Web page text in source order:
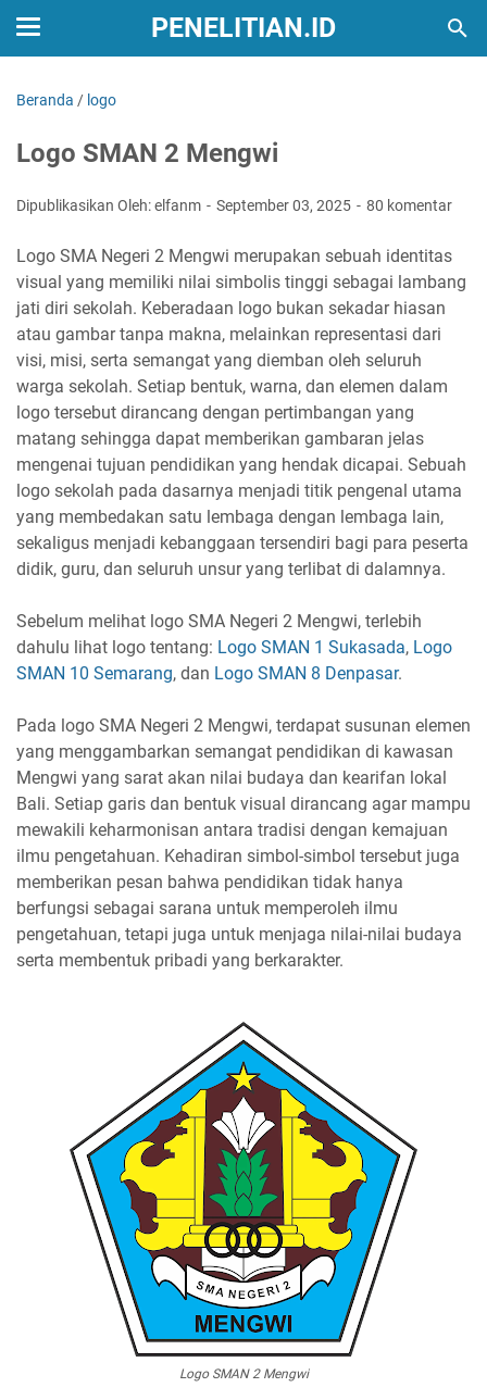
PENELITIAN.ID
Beranda / logo
Logo SMAN 2 Mengwi
Dipublikasikan Oleh: elfanm September 03, 2025 80 komentar
Logo SMA Negeri 2 Mengwi merupakan sebuah identitas
visual yang memiliki nilai simbolis tinggi sebagai lambang
jati diri sekolah. Keberadaan logo bukan sekadar hiasan
atau gambar tanpa makna, melainkan representasi dari
visi, misi, serta semangat yang diemban oleh seluruh
warga sekolah. Setiap bentuk, warna, dan elemen dalam
logo tersebut dirancang dengan pertimbangan yang
matang sehingga dapat memberikan gambaran jelas
mengenai tujuan pendidikan yang hendak dicapai. Sebuah
logo sekolah pada dasarnya menjadi titik pengenal utama
yang membedakan satu lembaga dengan lembaga lain,
sekaligus menjadi kebanggaan tersendiri bagi para peserta
didik, guru, dan seluruh unsur yang terlibat di dalamnya.
Sebelum melihat logo SMA Negeri 2 Mengwi, terlebih
dahulu lihat logo tentang: Logo SMAN 1 Sukasada, Logo
SMAN 10 Semarang, dan Logo SMAN 8 Denpasar.
Pada logo SMA Negeri 2 Mengwi, terdapat susunan elemen
yang menggambarkan semangat pendidikan di kawasan
Mengwi yang sarat akan nilai budaya dan kearifan lokal
Bali. Setiap garis dan bentuk visual dirancang agar mampu
mewakili keharmonisan antara tradisi dengan kemajuan
ilmu pengetahuan. Kehadiran simbol-simbol tersebut juga
memberikan pesan bahwa pendidikan tidak hanya
berfungsi sebagai sarana untuk memperoleh ilmu
pengetahuan, tetapi juga untuk menjaga nilai-nilai budaya
serta membentuk pribadi yang berkarakter.
Logo SMAN 2 Mengwi